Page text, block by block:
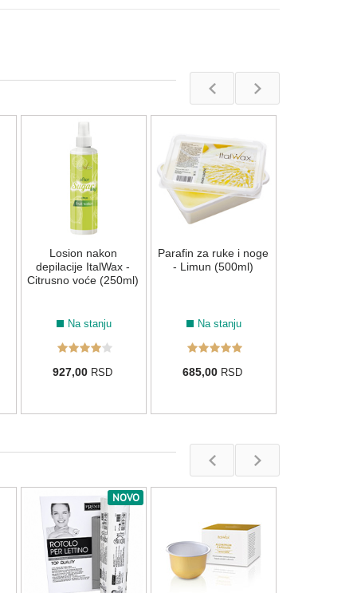
Losion nakon
depilacije ItalWax -
Citrusno voće (250ml)
Na stanju
927,00 RSD
Parafin za ruke i noge
- Limun (500ml)
Na stanju
685,00 RSD
NOVO